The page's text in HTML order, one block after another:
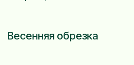
Весенняя обрезка